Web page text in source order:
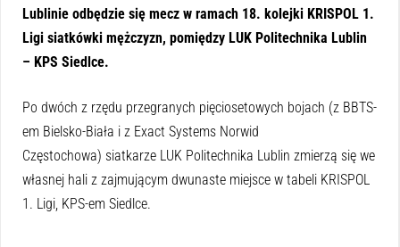
Lublinie odbędzie się mecz w ramach 18. kolejki KRISPOL 1.
Ligi siatkówki mężczyzn, pomiędzy LUK Politechnika Lublin
– KPS Siedlce.
Po dwóch z rzędu przegranych pięciosetowych bojach (z BBTS-
em Bielsko-Biała i z Exact Systems Norwid
Częstochowa) siatkarze LUK Politechnika Lublin zmierzą się we
własnej hali z zajmującym dwunaste miejsce w tabeli KRISPOL
1. Ligi, KPS-em Siedlce.